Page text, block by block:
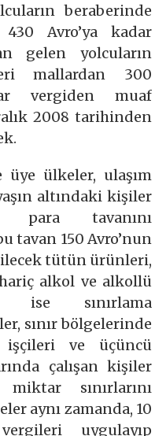
beraberinde
Avro’ya kadar
gelen yolcuların
mallardan 300
vergiden muaf
2008 tarihinden
üye ülkeler, ulaşım
altındaki kişiler
tavanını
tavan 150 Avro’nun
tütün ürünleri,
alkol ve alkollü
ise sınırlama
sınır bölgelerinde
işçileri ve üçüncü
çalışan kişiler
sınırlarını
aynı zamanda, 10
uygulayıp